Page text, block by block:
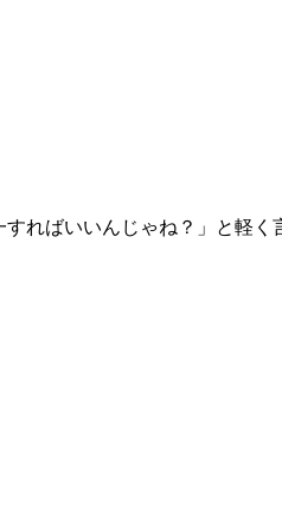
ればいいんじゃね？」と軽く